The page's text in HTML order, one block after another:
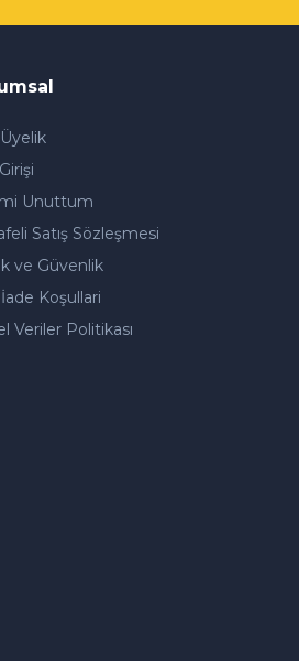
Unuttum
Satış Sözleşmesi
ve Güvenlik
Koşullari
Veriler Politikası